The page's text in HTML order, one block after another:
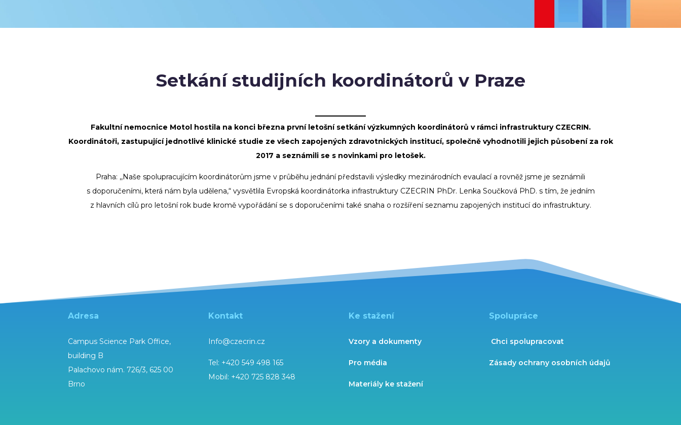
Setkání studijních koordinátorů v Praze
Fakultní nemocnice Motol hostila na konci března první letošní setkání výzkumných koordinátorů v rámci infrastruktury CZECRIN.
Koordinátoři, zastupující jednotlivé klinické studie ze všech zapojených zdravotnických institucí, společně vyhodnotili jejich působení za rok
2017 a seznámili se s novinkami pro letošek.
Praha: ,,Naše spolupracujícím koordinátorům jsme v průběhu jednání představili výsledky mezinárodních evaulací a rovněž jsme je seznámili
s doporučeními, která nám byla udělena,“ vysvětlila Evropská koordinátorka infrastruktury CZECRIN PhDr. Lenka Součková PhD. s tím, že jedním
z hlavních cílů pro letošní rok bude kromě vypořádání se s doporučeními také snaha o rozšíření seznamu zapojených institucí do infrastruktury.
Adresa
Campus Science Park Office,
building B
Palachovo nám. 726/3, 625 00
Brno
Kontakt
Info@czecrin.cz
Tel: +420 549 498 165
Mobil: +420 725 828 348
Ke stažení
Vzory a dokumenty
Pro média
Materiály ke stažení
Spolupráce
Chci spolupracovat
Zásady ochrany osobních údajů